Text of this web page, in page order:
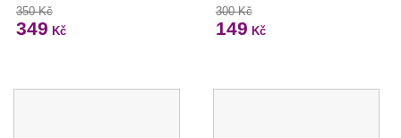
350 Kč
349 Kč
300 Kč
149 Kč